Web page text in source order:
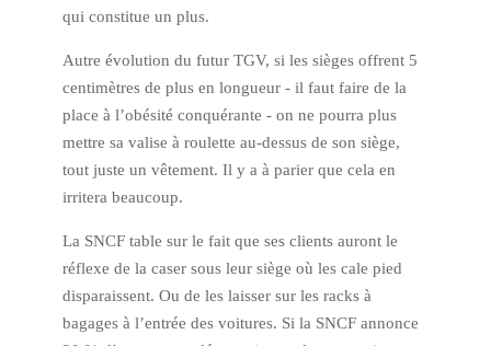
qui constitue un plus.
Autre évolution du futur TGV, si les sièges offrent 5
centimètres de plus en longueur - il faut faire de la
place à l’obésité conquérante - on ne pourra plus
mettre sa valise à roulette au-dessus de son siège,
tout juste un vêtement. Il y a à parier que cela en
irritera beaucoup.
La SNCF table sur le fait que ses clients auront le
réflexe de la caser sous leur siège où les cale pied
disparaissent. Ou de les laisser sur les racks à
bagages à l’entrée des voitures. Si la SNCF annonce